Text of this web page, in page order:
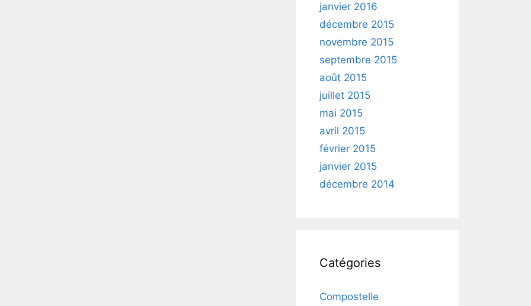
janvier 2016
décembre 2015
novembre 2015
septembre 2015
août 2015
juillet 2015
mai 2015
avril 2015
février 2015
janvier 2015
décembre 2014
Catégories
Compostelle